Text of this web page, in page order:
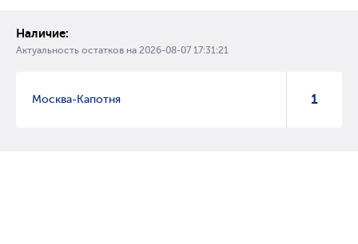
Наличие:
Актуальность остатков на 2026-08-07 17:31:21
Москва-Капотня 1